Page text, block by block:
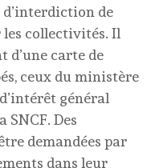
d’interdiction de
collectivités. Il
d’une carte de
ceux du ministère
général
SNCF. Des
demandées par
dans leur